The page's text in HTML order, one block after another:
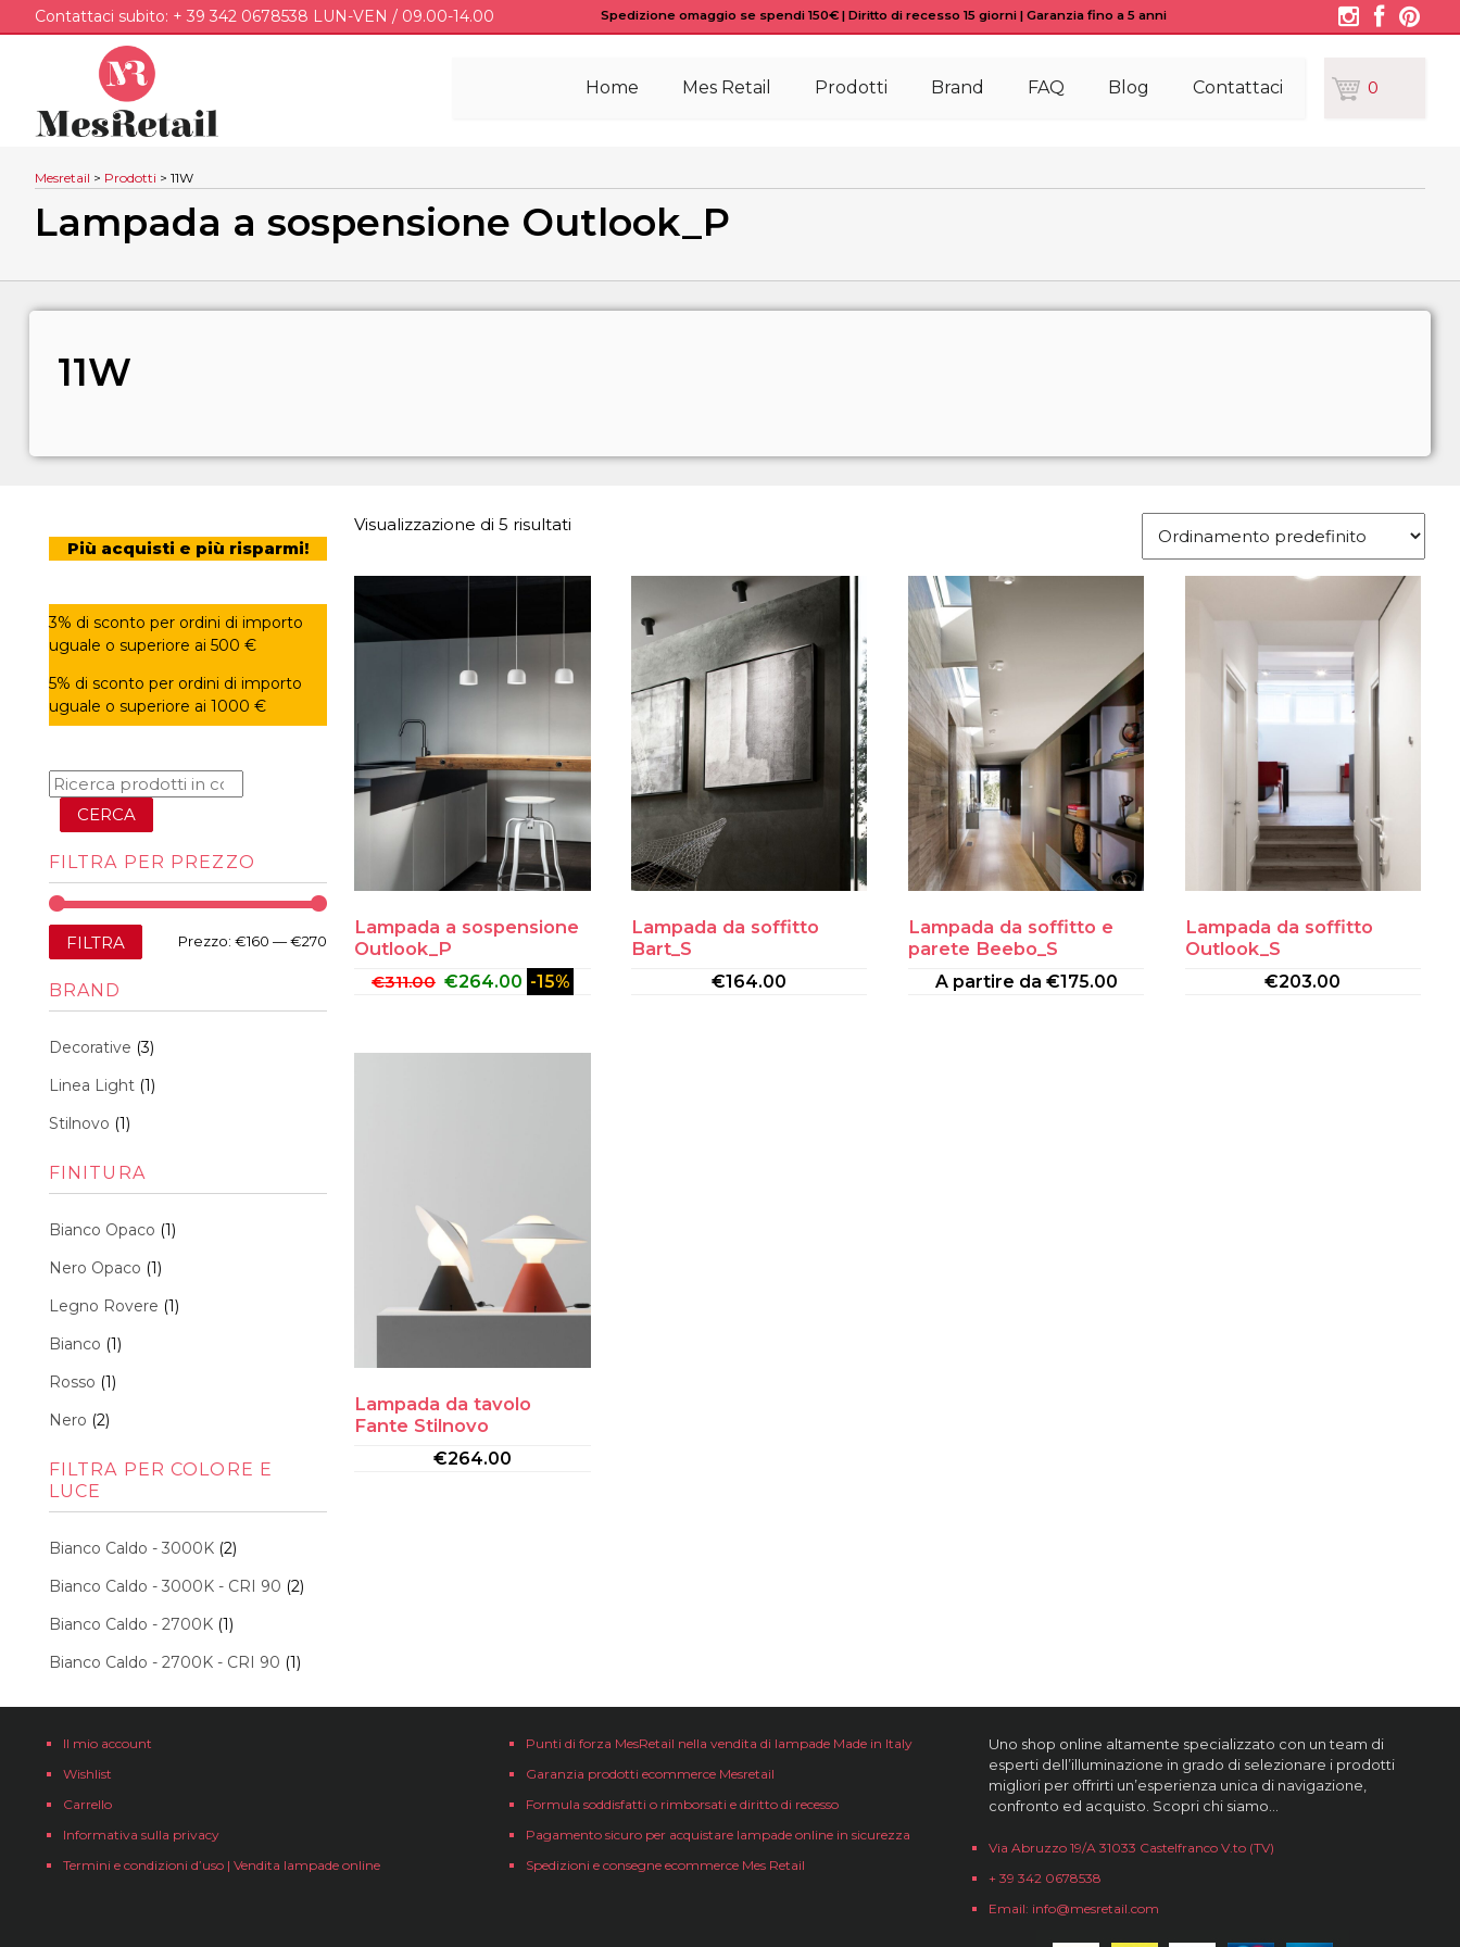
Contattaci subito: + 39 342 0678538 LUN-VEN / 09.00-14.00 Spedizione omaggio se spendi 150€ | Diritto di recesso 15 giorni | Garanzia fino a 5 anni
Home Mes Retail Prodotti Brand FAQ Blog Contattaci 0
Mesretail > Prodotti > 11W
Lampada a sospensione Outlook_P
11W
Visualizzazione di 5 risultati
Lampada a sospensione
Outlook_P
€311.00 €264.00 -15%
Lampada da soffitto
Bart_S
€164.00
Lampada da soffitto e
parete Beebo_S
A partire da €175.00
Lampada da soffitto
Outlook_S
€203.00
Lampada da tavolo
Fante Stilnovo
€264.00
Più acquisti e più risparmi!
3% di sconto per ordini di importo
uguale o superiore ai 500 €
5% di sconto per ordini di importo
uguale o superiore ai 1000 €
CERCA
FILTRA PER PREZZO
Prezzo
Prezzo
FILTRA Prezzo: €160 —€270
BRAND
Decorative (3)
Linea Light (1)
Stilnovo (1)
FINITURA
Bianco Opaco (1)
Nero Opaco (1)
Legno Rovere (1)
Bianco (1)
Rosso (1)
Nero (2)
FILTRA PER COLORE E
LUCE
Bianco Caldo - 3000K (2)
Bianco Caldo - 3000K - CRI 90 (2)
Bianco Caldo - 2700K (1)
Bianco Caldo - 2700K - CRI 90 (1)
Il mio account
Wishlist
Carrello
Informativa sulla privacy
Termini e condizioni d’uso | Vendita lampade online
Punti di forza MesRetail nella vendita di lampade Made in Italy
Garanzia prodotti ecommerce Mesretail
Formula soddisfatti o rimborsati e diritto di recesso
Pagamento sicuro per acquistare lampade online in sicurezza
Spedizioni e consegne ecommerce Mes Retail
Uno shop online altamente specializzato con un team di
esperti dell’illuminazione in grado di selezionare i prodotti
migliori per offrirti un’esperienza unica di navigazione,
confronto ed acquisto. Scopri chi siamo…
Via Abruzzo 19/A 31033 Castelfranco V.to (TV)
+ 39 342 0678538
Email: info@mesretail.com